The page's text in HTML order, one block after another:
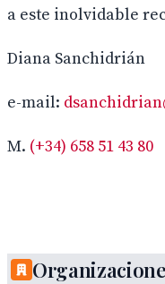
a este inolvidable
Diana Sanchidrián
e-mail:
M. (+34) 658 51 43 80